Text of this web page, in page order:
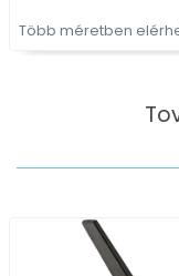
Több méretben